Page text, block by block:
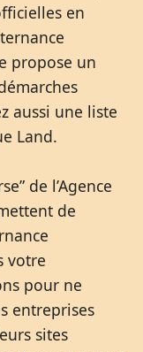
en
propose un
aussi une liste
Land.
de l’Agence
de
votre
pour ne
entreprises
sites